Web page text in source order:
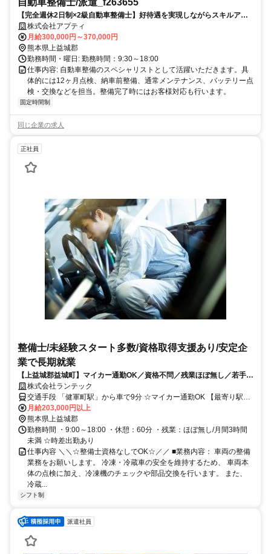
【完全週休2日制×2級自動車整備士】好待遇を実現しながらスキルアッ
プしませんか！
株式会社アプティ
月給300,000円～370,000円
熊本県上益城郡
勤務時間・曜日: 勤務時間：9:30～18:00
仕事内容: 自動車整備のスペシャリストとして活躍いただきます。具
体的には12ヶ月点検、納車前整備、通常メンテナンス、バッテリー点
検・交換などを担当。整備完了時にはお客様対応も行います。
固定時間制
同じ企業の求人
正社員
整備士/未経験スタート多数/資格取得支援あり/安定企
業で長期就業
【上益城郡益城町】マイカー通勤OK／資格不問／残業ほぼ無し／若手～
ベテラン活躍中／キャリアアップの道筋も明確
株式会社ランテック
交通手段 「健軍町駅」から車で9分 ☆マイカー通勤OK 【最寄り駅】
・熊本市電Ａ系統「健軍町駅」 ・熊本市電Ｂ系統「健軍町駅」
月給203,000円以上
熊本県上益城郡
勤務時間 ・9:00～18:00 ・休憩：60分 ・残業：ほぼ無し/月間3時間
未満 ☆時差出勤あり
仕事内容 ＼＼☆整備士資格なしでOK☆／／ ■業務内容： 車両の整備
業務をお願いします。 冷凍・冷蔵車の安全を維持するため、 車両本
体の点検に加え、冷凍機のチェックや部品交換を行います。 また、
冷蔵...
シフト制
派遣社員